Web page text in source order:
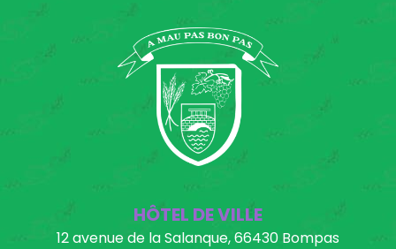
HÔTEL DE VILLE
12 avenue de la Salanque, 66430 Bompas